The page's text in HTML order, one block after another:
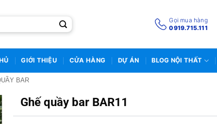
Gọi mua hàng
0919.715.111
GIỚI THIỆU CỬA HÀNG DỰ ÁN BLOG NỘI THẤT
BAR
Ghế quầy bar BAR11